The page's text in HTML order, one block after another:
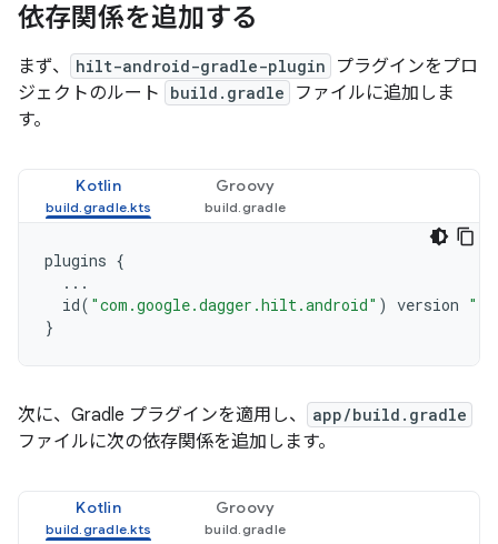
依存関係を追加する
まず、 hilt-android-gradle-plugin
プラグインをプロ
ジェクトのルート
build.gradle
ファイルに追加しま
す。
Kotlin Groovy
plugins {
...
id( "com.google.dagger.hilt.android" ) version
}
次に、Gradle プラグインを適用し、 app/build.gradle
ファイルに次の依存関係を追加します。
Kotlin Groovy